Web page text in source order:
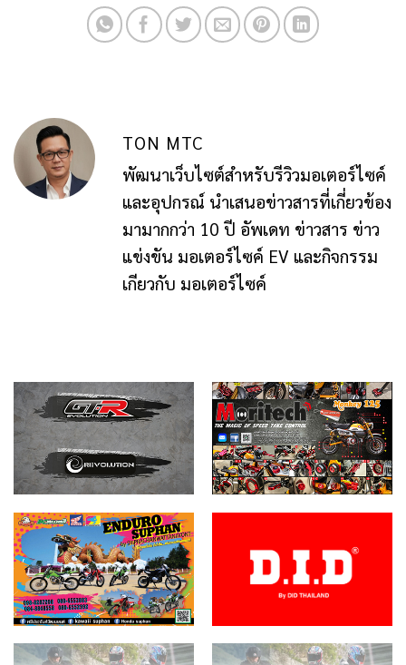
TON MTC
พัฒนาเว็บไซต์สำหรับรีวิวมอเตอร์ไซค์
และอุปกรณ์ นำเสนอข่าวสารที่เกี่ยวข้อง
มามากกว่า 10 ปี อัพเดท ข่าวสาร ข่าว
แข่งขัน มอเตอร์ไซค์ EV และกิจกรรม
เกียวกับ มอเตอร์ไซค์